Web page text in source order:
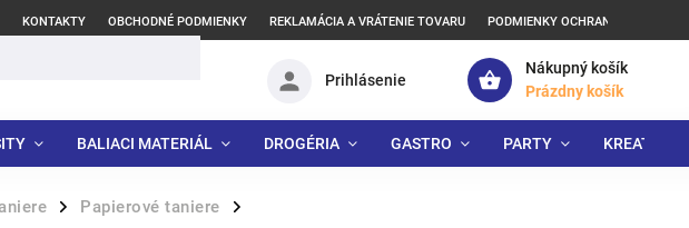
KONTAKTY OBCHODNÉ PODMIENKY REKLAMÁCIA A VRÁTENIE TOVARU PODMIENKY OCHRANY
Nákupný košík
Prázdny košík
Prihlásenie
BALIACI MATERIÁL DROGÉRIA GASTRO PARTY
/ Papierové taniere
/